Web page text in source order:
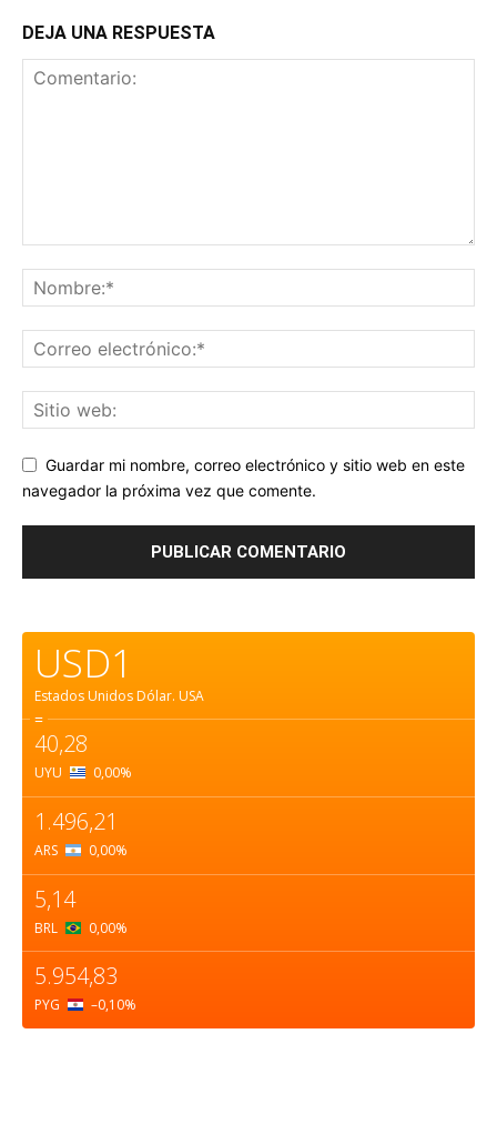
DEJA UNA RESPUESTA
Guardar mi nombre, correo electrónico y sitio web en este
navegador la próxima vez que comente.
USD1
Estados Unidos Dólar. USA
=
40,28
UYU 0,00%
1.496,21
ARS 0,00%
5,14
BRL 0,00%
5.954,83
PYG –0,10%